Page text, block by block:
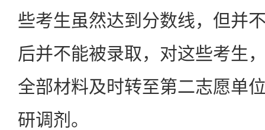
些考生虽然达到分数线，但并
后并不能被录取，对这些考生
全部材料及时转至第二志愿单
研调剂。